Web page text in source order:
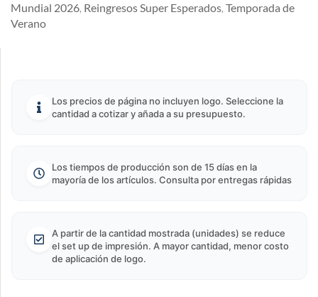
Mundial 2026, Reingresos Super Esperados, Temporada de
Verano
Los precios de página no incluyen logo. Seleccione la
cantidad a cotizar y añada a su presupuesto.
Los tiempos de producción son de 15 días en la
mayoría de los artículos. Consulta por entregas rápidas
A partir de la cantidad mostrada (unidades) se reduce
el set up de impresión. A mayor cantidad, menor costo
de aplicación de logo.